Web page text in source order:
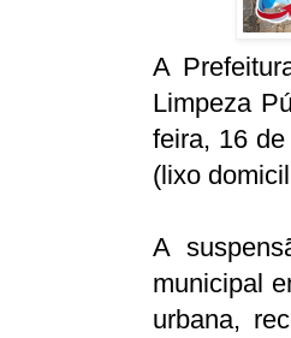
A
Limpeza
feira, 16
(lixo
A
municipal
urbana,